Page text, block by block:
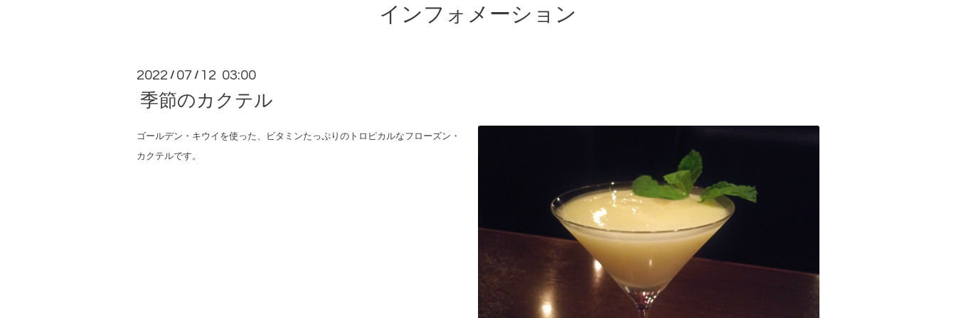
インフォメーション
2022 / 07 / 12 03:00
季節のカクテル
ゴールデン・キウイを使った、ビタミンたっぷりのトロピカルなフローズン・
カクテルです。